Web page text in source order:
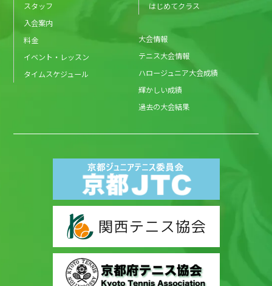
スタッフ
入会案内
料金
イベント・レッスン
タイムスケジュール
はじめてクラス
大会情報
テニス大会情報
ハロージュニア大会成績
輝かしい成績
過去の大会結果